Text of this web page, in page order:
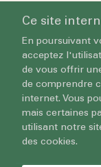
Ce site
En poursuivant
acceptez
de vous offrir
de comprendre
internet. Vous
mais certaines
utilisant notre
des cookies.